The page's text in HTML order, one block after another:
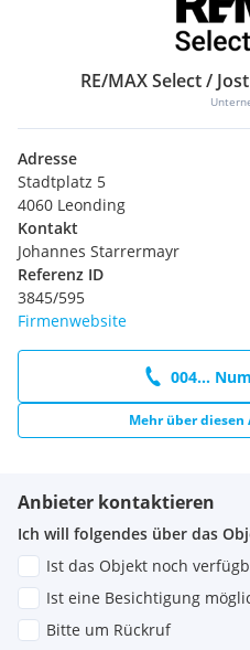
RE/MAX Select /
Adresse
Stadtplatz 5
4060 Leonding
Kontakt
Johannes Starrermayr
Referenz ID
3845/595
Firmenwebsite
004...
Mehr über
Anbieter kontaktieren
Ich will folgendes über das
Ist das Objekt noch
Ist eine Besichtigung
Bitte um Rückruf